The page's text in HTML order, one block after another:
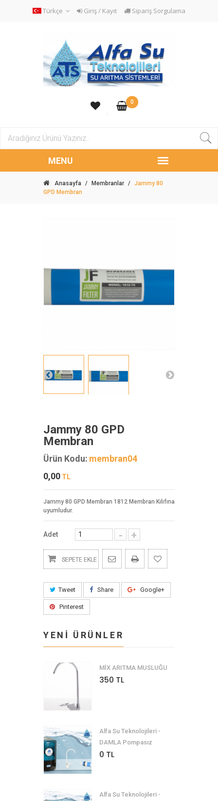
Türkçe Giriş / Kayıt Sipariş Sorgulama
0
Anasayfa / Membranlar / Jammy 80
GPD Membran
Jammy 80 GPD
Membran
Ürün Kodu: membran04
0,00 TL
Jammy 80 GPD Membran 1812 Membran Kılıfına
uyumludur.
Adet - +
SEPETE EKLE
Tweet Share Google+
Pinterest
YENİ ÜRÜNLER
MİX ARITMA MUSLUĞU
350 TL
Alfa Su Teknolojileri -
DAMLA Pompasız
0 TL
Alfa Su Teknolojileri -